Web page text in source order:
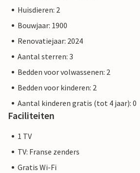
Huisdieren: 2
Bouwjaar: 1900
Renovatiejaar: 2024
Aantal sterren: 3
Bedden voor volwassenen: 2
Bedden voor kinderen: 2
Aantal kinderen gratis (tot 4 jaar): 0
Faciliteiten
1 TV
TV: Franse zenders
Gratis Wi-Fi